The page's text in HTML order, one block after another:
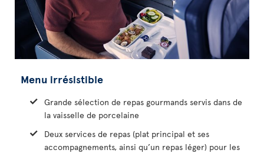
Menu irrésistible
Grande sélection de repas gourmands servis dans de
la vaisselle de porcelaine
Deux services de repas (plat principal et ses
accompagnements, ainsi qu’un repas léger) pour les